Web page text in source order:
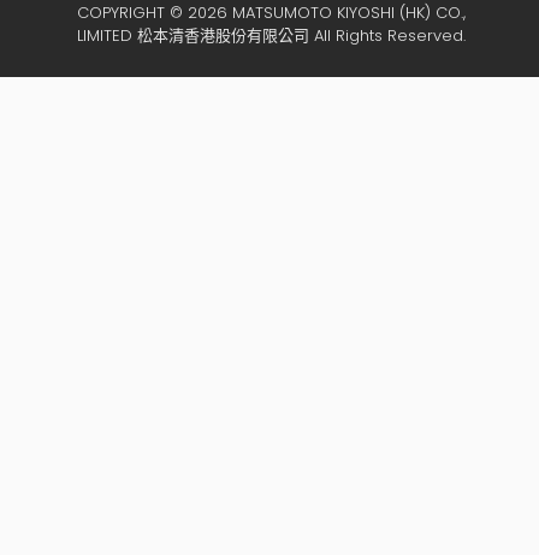
COPYRIGHT © 2026 MATSUMOTO KIYOSHI (HK) CO.,
LIMITED 松本清香港股份有限公司 All Rights Reserved.